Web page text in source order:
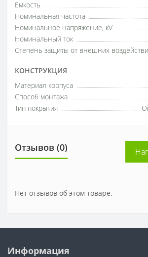
Емкость
Номинальная частота
Номинальное напряжение, кV
Номинальный ток
Степень защиты от внешних
КОНСТРУКЦИЯ
Материал корпуса
Способ монтажа
Тип покрытия
Отзывов (0)
Нет отзывов об этом товаре.
Информация